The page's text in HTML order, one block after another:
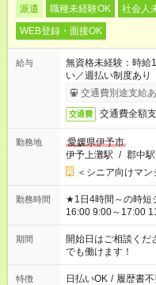
派遣 職種未経験OK 社会人
WEB登録・面接OK
給与
無資格未経験：時
い／週払い制度あり
完了次第のお支払い
交通費別途支給
交通費 交通費全額
勤務地
愛媛県伊予市
伊予上灘駅 / 郡中駅
＜シニア向けマン
勤務時間
★1日4時間～の時短シフトOK ★スタート時
16:00 9:00～17:00 11:00
場合、他のお仕事と
ん ※法令に基づき、
となります ※労働者
短時間・短期間の就
期間
開始日はご相談く
でも働けます！
特徴 日払いOK / 履歴書